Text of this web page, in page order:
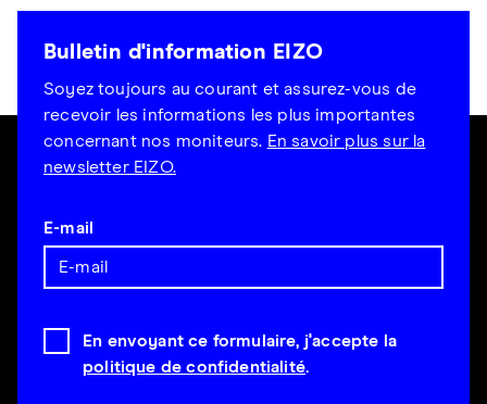
Bulletin d'information EIZO
Soyez toujours au courant et assurez-vous de
recevoir les informations les plus importantes
concernant nos moniteurs. En savoir plus sur la
newsletter EIZO.
E-mail
En envoyant ce formulaire, j'accepte la
politique de confidentialité.